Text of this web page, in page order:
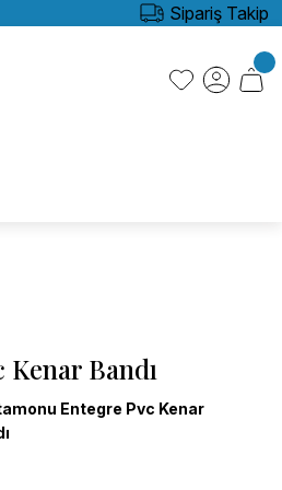
Sipariş Takip
Kenar Bandı
Entegre Pvc Kenar